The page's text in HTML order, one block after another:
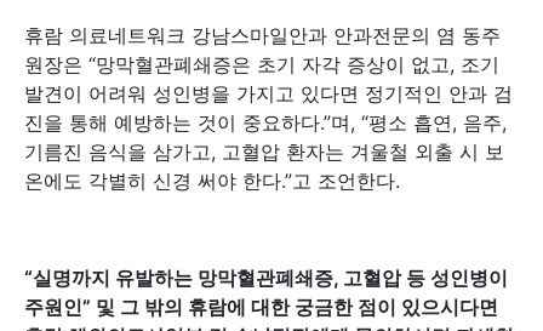
휴람 의료네트워크 강남스마일안과 안과전문의 염 동주
원장은 “망막혈관폐쇄증은 초기 자각 증상이 없고, 조기
발견이 어려워 성인병을 가지고 있다면 정기적인 안과 검
진을 통해 예방하는 것이 중요하다.”며, “평소 흡연, 음주,
기름진 음식을 삼가고, 고혈압 환자는 겨울철 외출 시 보
온에도 각별히 신경 써야 한다.”고 조언한다.
“실명까지 유발하는 망막혈관폐쇄증, 고혈압 등 성인병이
주원인” 및 그 밖의 휴람에 대한 궁금한 점이 있으시다면